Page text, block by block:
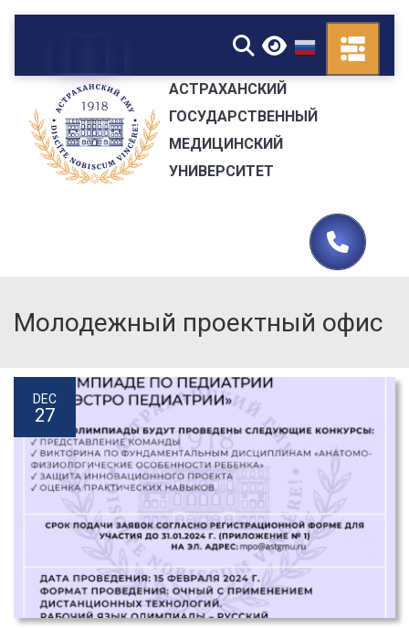
▼
АСТРАХАНСКИЙ
ГОСУДАРСТВЕННЫЙ
МЕДИЦИНСКИЙ
УНИВЕРСИТЕТ
Молодежный проектный офис
DEC
27